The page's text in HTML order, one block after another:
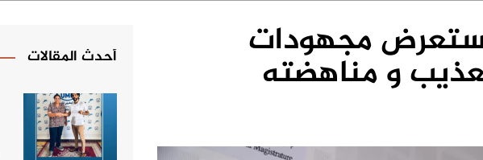
يستعرض مجهودات
و مناهضته أحدث المقالات